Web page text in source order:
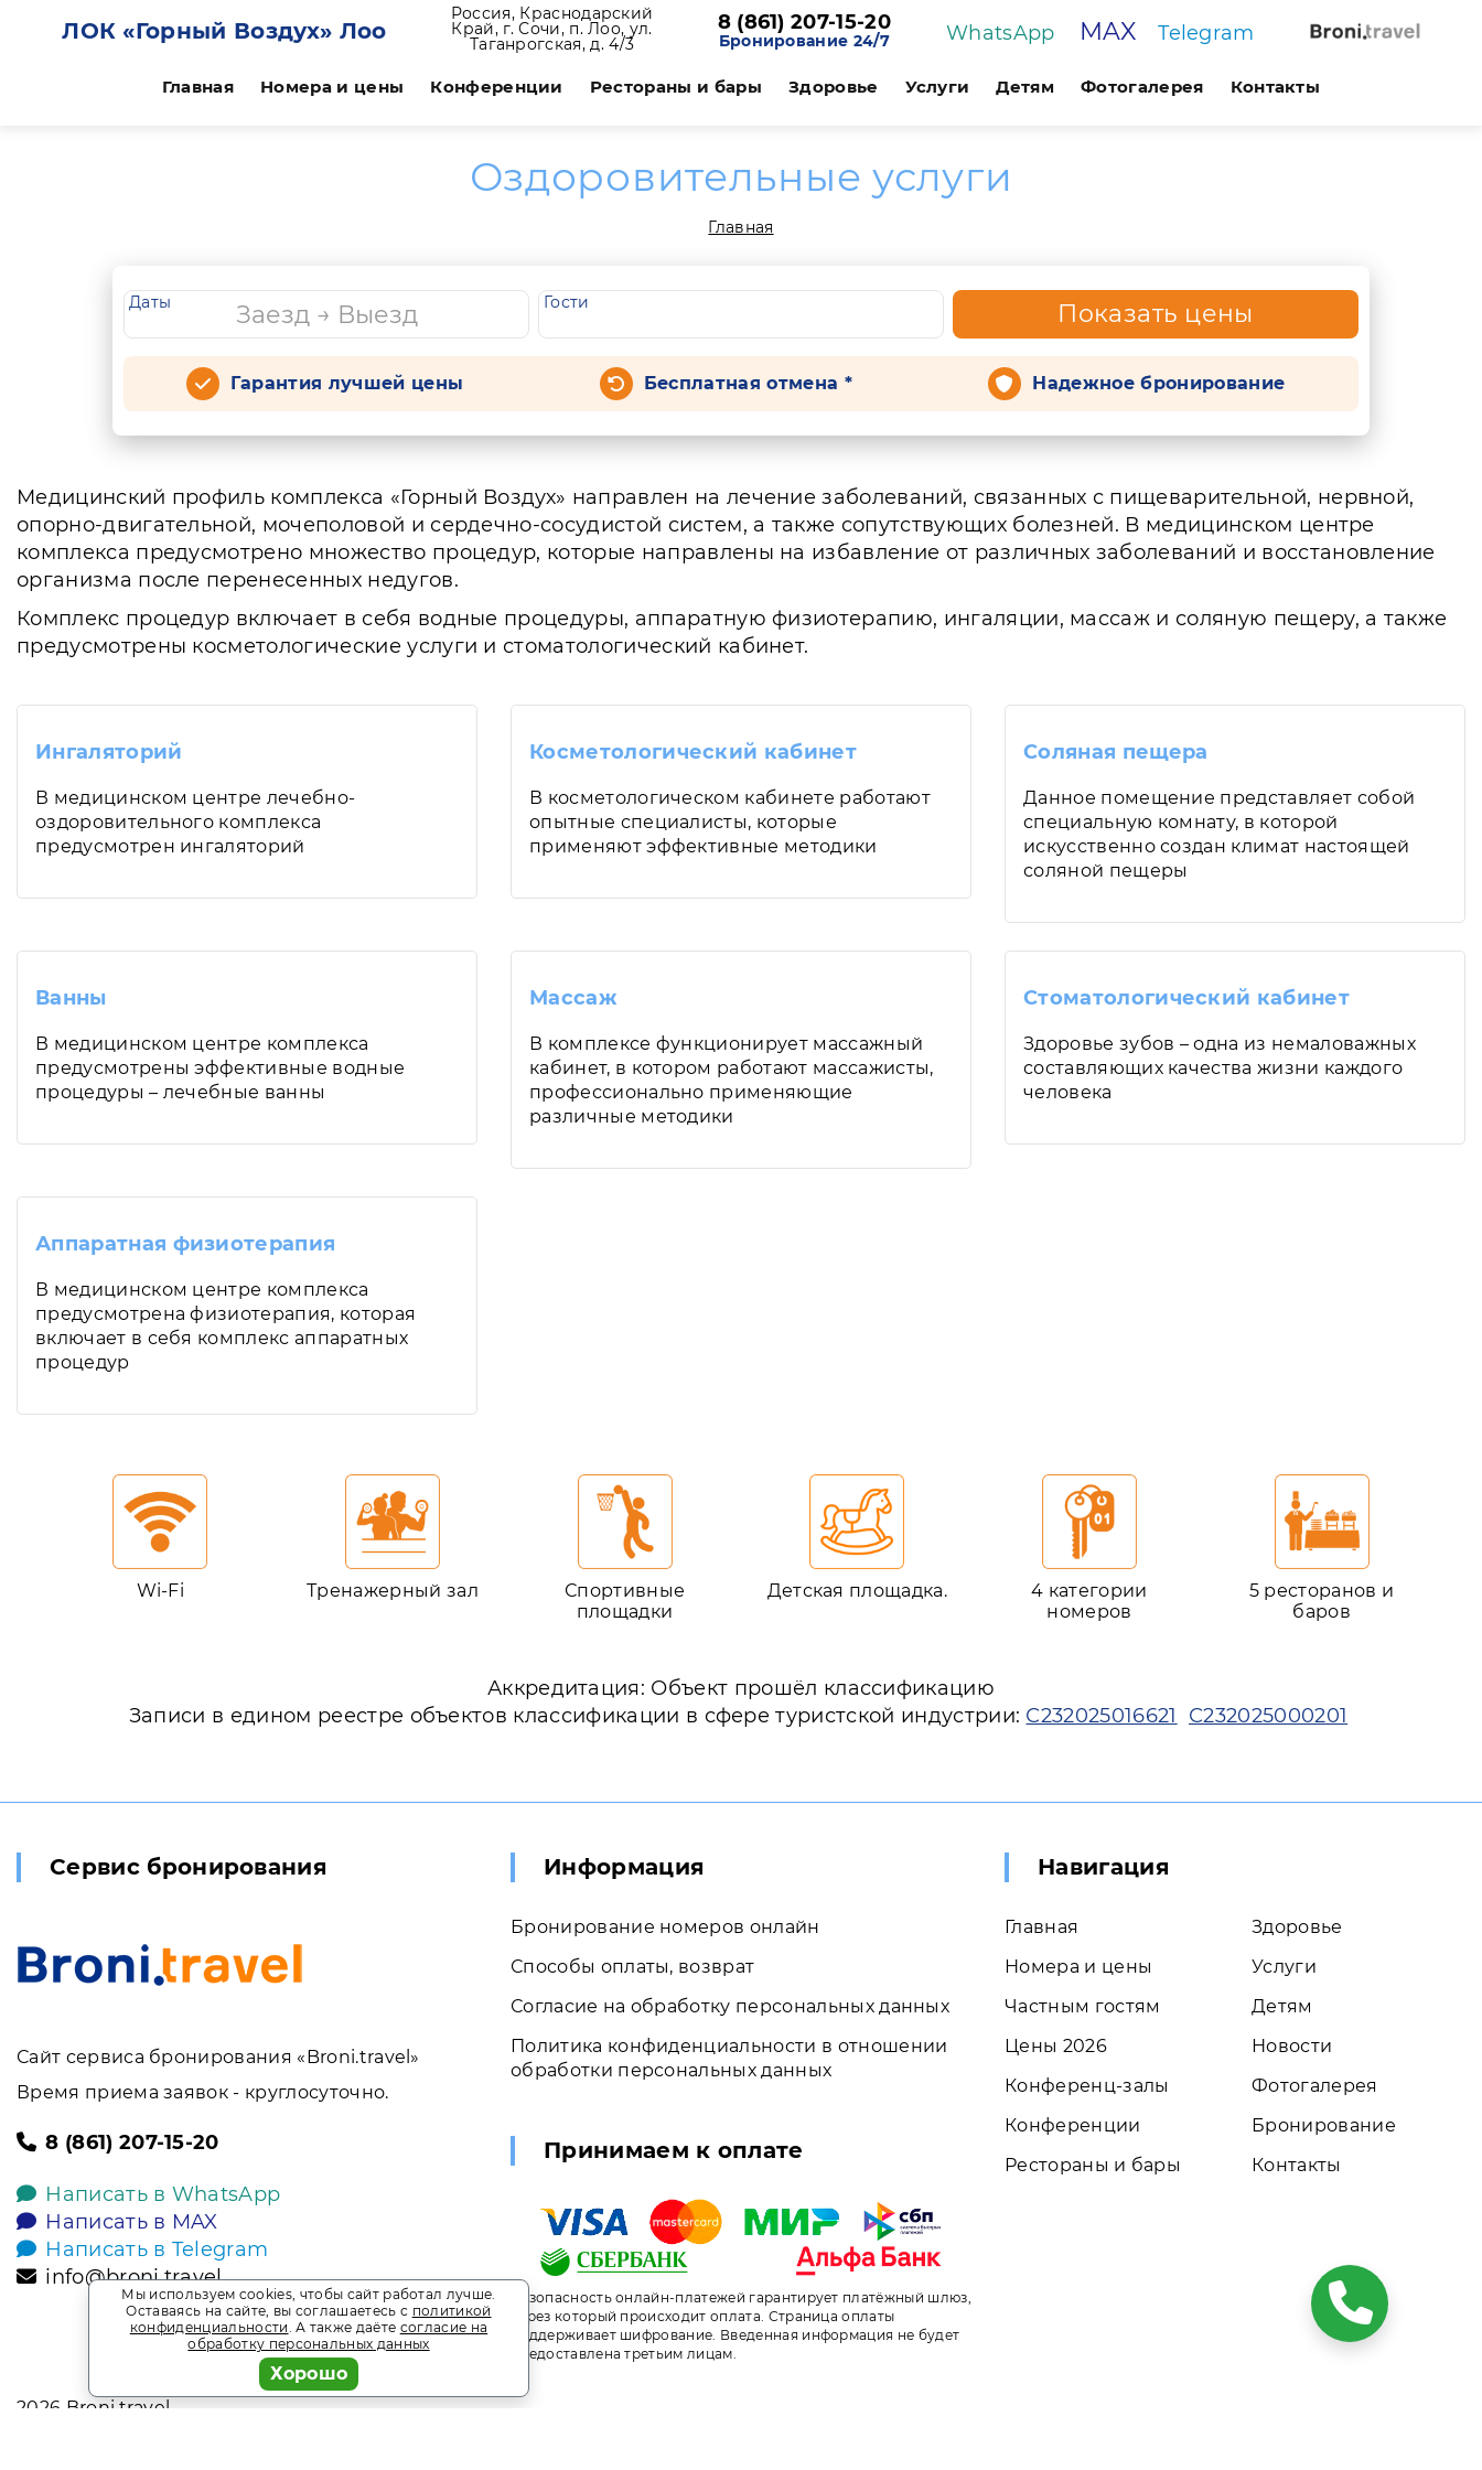
ЛОК «Горный Воздух» Лоо
Россия, Краснодарский
Край, г. Сочи, п. Лоо, ул.
Таганрогская, д. 4/3
8 (861) 207-15-20
Бронирование 24/7 WhatsApp MAX Telegram
Главная Номера и цены Конференции Рестораны и бары Здоровье Услуги Детям Фотогалерея Контакты
Оздоровительные услуги
Главная
Даты Гости Показать цены
Гарантия лучшей цены Бесплатная отмена * Надежное бронирование
Медицинский профиль комплекса «Горный Воздух» направлен на лечение заболеваний, связанных с пищеварительной, нервной,
опорно-двигательной, мочеполовой и сердечно-сосудистой систем, а также сопутствующих болезней. В медицинском центре
комплекса предусмотрено множество процедур, которые направлены на избавление от различных заболеваний и восстановление
организма после перенесенных недугов.
Комплекс процедур включает в себя водные процедуры, аппаратную физиотерапию, ингаляции, массаж и соляную пещеру, а также
предусмотрены косметологические услуги и стоматологический кабинет.
Ингаляторий
В медицинском центре лечебно-
оздоровительного комплекса
предусмотрен ингаляторий
Косметологический кабинет
В косметологическом кабинете работают
опытные специалисты, которые
применяют эффективные методики
Соляная пещера
Данное помещение представляет собой
специальную комнату, в которой
искусственно создан климат настоящей
соляной пещеры
Ванны
В медицинском центре комплекса
предусмотрены эффективные водные
процедуры – лечебные ванны
Массаж
В комплексе функционирует массажный
кабинет, в котором работают массажисты,
профессионально применяющие
различные методики
Стоматологический кабинет
Здоровье зубов – одна из немаловажных
составляющих качества жизни каждого
человека
Аппаратная физиотерапия
В медицинском центре комплекса
предусмотрена физиотерапия, которая
включает в себя комплекс аппаратных
процедур
Wi-Fi Тренажерный зал
Спортивные
площадки
Детская площадка.
4 категории
номеров
5 ресторанов и
баров
Аккредитация: Объект прошёл классификацию
Записи в едином реестре объектов классификации в сфере туристской индустрии: С232025016621 С232025000201
Сервис бронирования
Сайт сервиса бронирования «Broni.travel»
Время приема заявок - круглосуточно.
8 (861) 207-15-20
Написать в WhatsApp
Написать в MAX
Написать в Telegram
info@broni.travel
Информация
Бронирование номеров онлайн
Способы оплаты, возврат
Согласие на обработку персональных данных
Политика конфиденциальности в отношении
обработки персональных данных
Принимаем к оплате
Безопасность онлайн-платежей гарантирует платёжный шлюз,
через который происходит оплата. Страница оплаты
поддерживает шифрование. Введенная информация не будет
предоставлена третьим лицам.
Навигация
Главная
Номера и цены
Частным гостям
Цены 2026
Конференц-залы
Конференции
Рестораны и бары
Здоровье
Услуги
Детям
Новости
Фотогалерея
Бронирование
Контакты
2026 Broni.travel
Мы используем cookies, чтобы сайт работал лучше.
Оставаясь на сайте, вы соглашаетесь с политикой
конфиденциальности. А также даёте согласие на
обработку персональных данных
Хорошо